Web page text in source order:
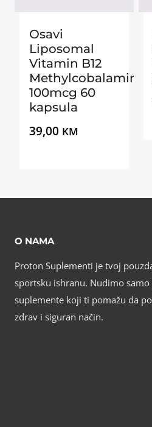
Osavi
Liposomal
Vitamin B12
Methylcobalamin
100mcg 60
kapsula
39,00 KM
O NAMA
Proton Suplementi je tvoj
sportsku ishranu. Nudimo
suplemente koji ti pomažu da
zdrav i siguran način.